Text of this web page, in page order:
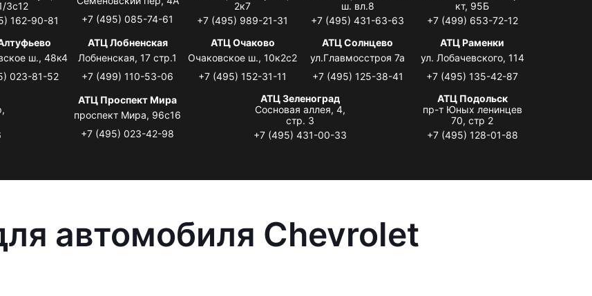
3с12
162-90-81
+7 (495) 085-74-61
2к7
+7 (495) 989-21-31
ш. вл.8
+7 (495) 431-63-63
кт, 95Б
+7 (499) 653-72-12
ш., 48к4
023-81-52
АТЦ Лобненская
Лобненская, 17 стр.1
+7 (499) 110-53-06
АТЦ Очаково
Очаковское ш., 10к2с2
+7 (495) 152-31-11
АТЦ Солнцево
ул.Главмосстроя 7а
+7 (495) 125-38-41
АТЦ Раменки
ул. Лобачевского, 114
+7 (495) 135-42-87
АТЦ Проспект Мира
проспект Мира, 96с16
+7 (495) 023-42-98
АТЦ Зеленоград
Сосновая аллея, 4,
стр. 3
+7 (495) 431-00-33
АТЦ Подольск
пр-т Юных ленинцев
70, стр 2
+7 (495) 128-01-88
автомобиля Chevrolet